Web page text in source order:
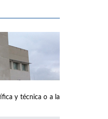
y técnica o a la